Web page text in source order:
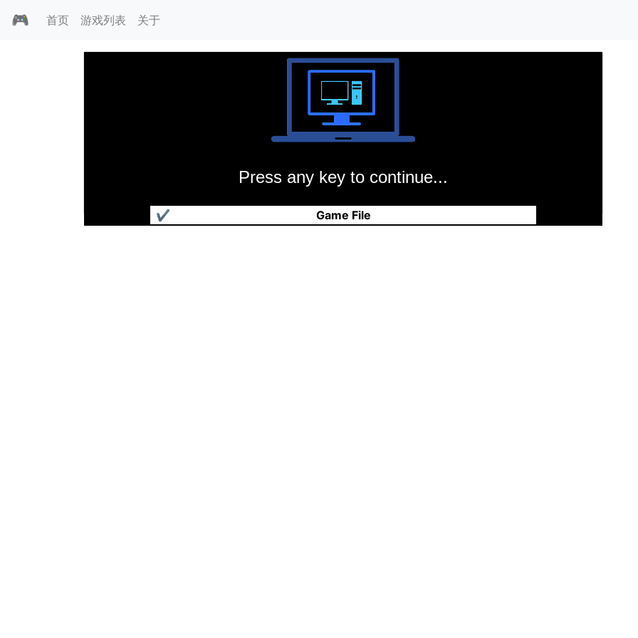
🎮 首页 游戏列表 关于
Press any key to continue...
Game File
✔